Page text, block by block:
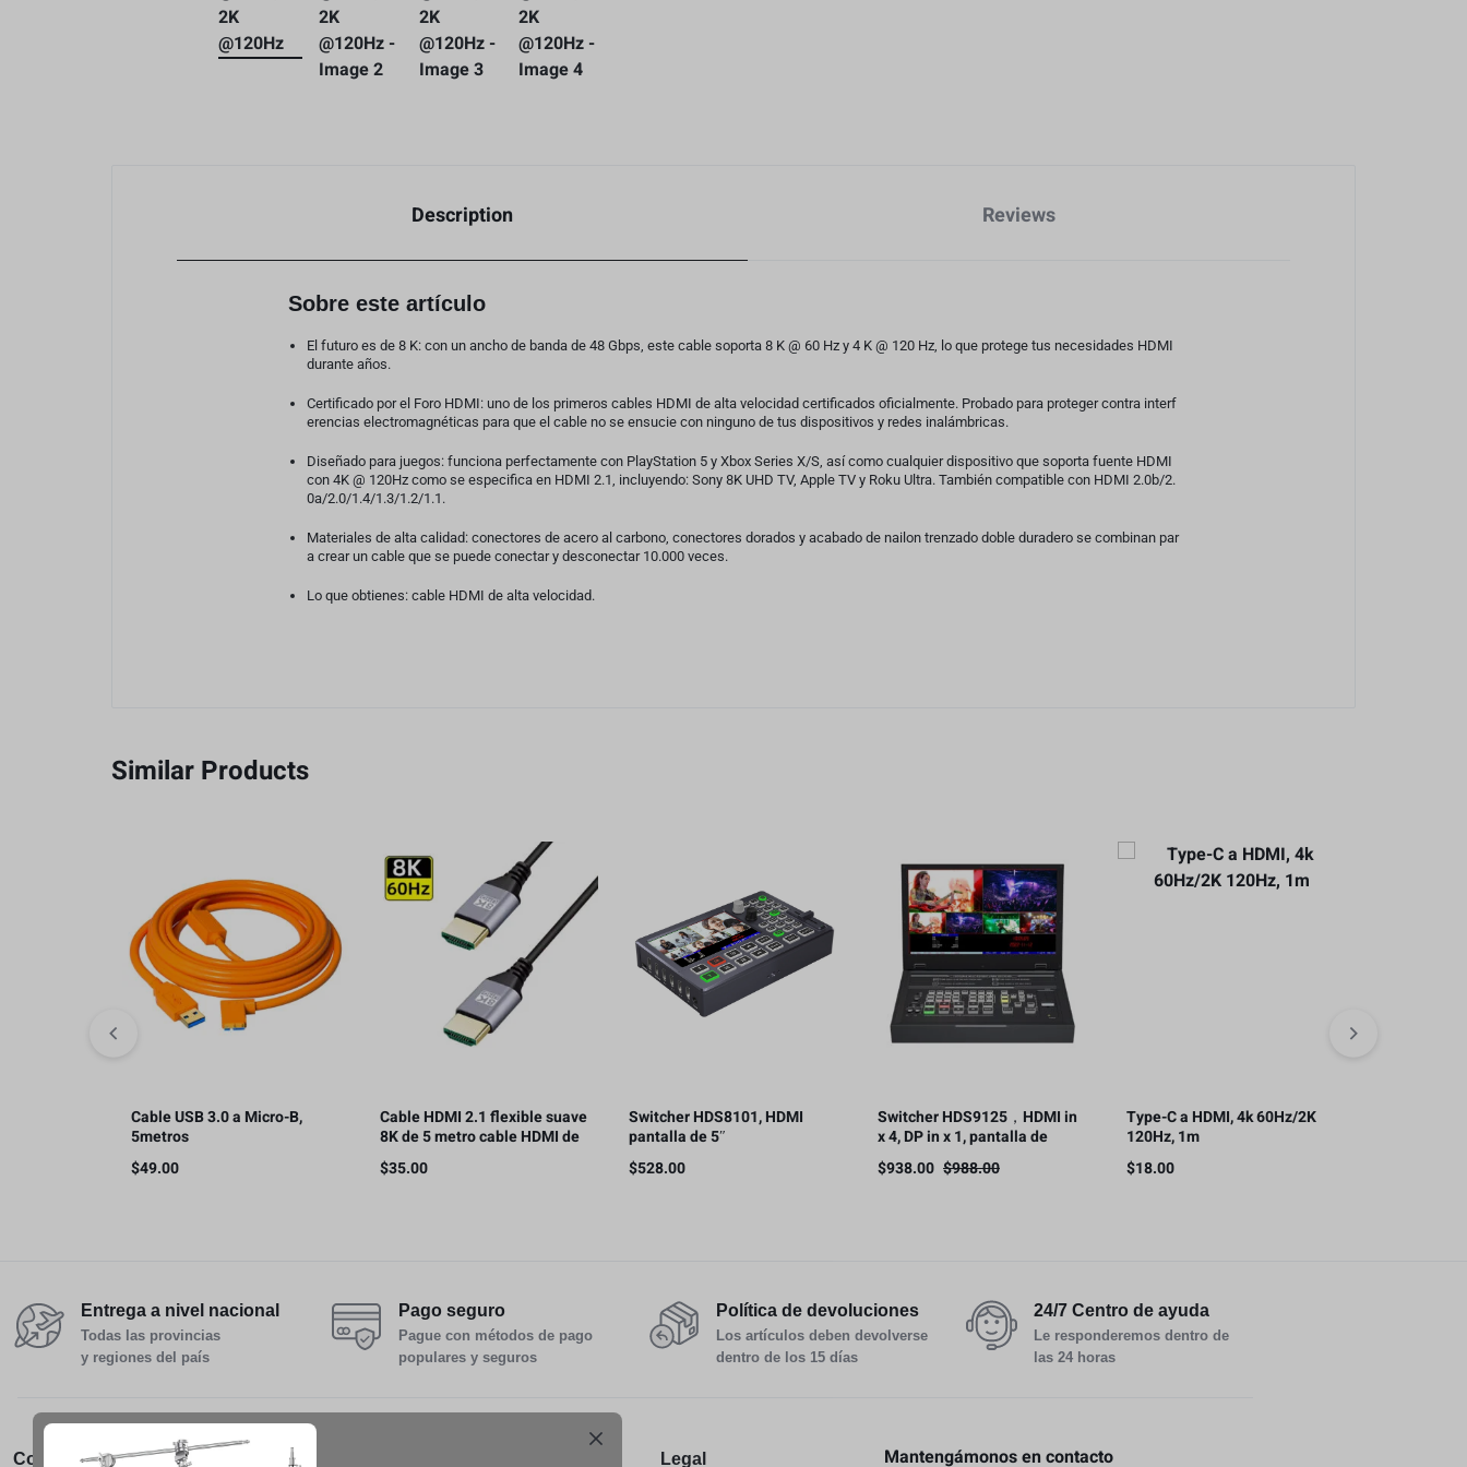
Baterias y Accesorios
Description Reviews
Sobre este artículo
El futuro es de 8 K: con un ancho de banda de 48 Gbps, este cable soporta 8 K @ 60 Hz y 4 K @ 120 Hz, lo que protege tus necesidades HDMI
durante años.
Certificado por el Foro HDMI: uno de los primeros cables HDMI de alta velocidad certificados oficialmente. Probado para proteger contra interf
erencias electromagnéticas para que el cable no se ensucie con ninguno de tus dispositivos y redes inalámbricas.
Diseñado para juegos: funciona perfectamente con PlayStation 5 y Xbox Series X/S, así como cualquier dispositivo que soporta fuente HDMI
con 4K @ 120Hz como se especifica en HDMI 2.1, incluyendo: Sony 8K UHD TV, Apple TV y Roku Ultra. También compatible con HDMI 2.0b/2.
0a/2.0/1.4/1.3/1.2/1.1.
Materiales de alta calidad: conectores de acero al carbono, conectores dorados y acabado de nailon trenzado doble duradero se combinan par
a crear un cable que se puede conectar y desconectar 10.000 veces.
Lo que obtienes: cable HDMI de alta velocidad.
Similar Products
Cable USB 3.0 a Micro-B,
5metros
$49.00
Cable HDMI 2.1 flexible suave
8K de 5 metro cable HDMI de
alta velocidad de 48Gbps,
8K60Hz y 4K120Hz
$35.00
Switcher HDS8101, HDMI
pantalla de 5″
$528.00
Switcher HDS9125，HDMI in
x 4, DP in x 1, pantalla de
11.6»
$938.00 $988.00
Type-C a HDMI, 4k 60Hz/2K
120Hz, 1m
$18.00
Entrega a nivel nacional
Todas las provincias
y regiones del país
Pago seguro
Pague con métodos de pago
populares y seguros
Política de devoluciones
Los artículos deben devolverse
dentro de los 15 días
24/7 Centro de ayuda
Le responderemos dentro de
las 24 horas
Conócenos Servicio al Cliente Legal Mantengámonos en contacto